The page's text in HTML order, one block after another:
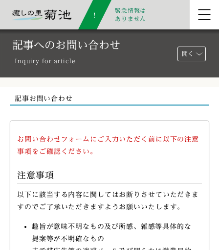
緊急情報は
ありません
記事へのお問い合わせ
Inquiry for article
開く
記事お問い合わせ
お問い合わせフォームにご入力いただく前に以下の注意
事項をご確認ください。
注意事項
以下に該当する内容に関してはお断りさせていただきま
すのでご了承いただきますようお願いいたします。
趣旨が意味不明なもの及び所感、雑感等具体的な
提案等が不明確なもの